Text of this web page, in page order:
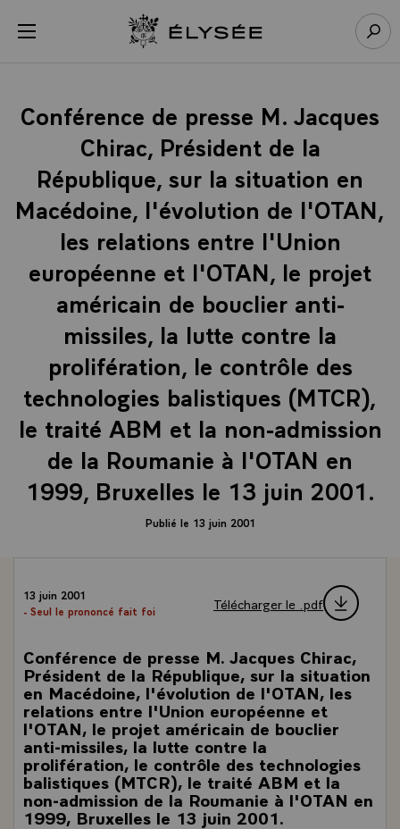
menu Retour à l’accueil Élysée
Conférence de presse M. Jacques
Chirac, Président de la
République, sur la situation en
Macédoine, l'évolution de l'OTAN,
les relations entre l'Union
européenne et l'OTAN, le projet
américain de bouclier anti-
missiles, la lutte contre la
prolifération, le contrôle des
technologies balistiques (MTCR),
le traité ABM et la non-admission
de la Roumanie à l'OTAN en
1999, Bruxelles le 13 juin 2001.
Publié le 13 juin 2001
13 juin 2001
- Seul le prononcé fait foi
Télécharger le .pdf
Conférence de presse M. Jacques Chirac,
Président de la République, sur la situation
en Macédoine, l'évolution de l'OTAN, les
relations entre l'Union européenne et
l'OTAN, le projet américain de bouclier
anti-missiles, la lutte contre la
prolifération, le contrôle des technologies
balistiques (MTCR), le traité ABM et la
non-admission de la Roumanie à l'OTAN en
1999, Bruxelles le 13 juin 2001.
Panneau de gestion des cookies